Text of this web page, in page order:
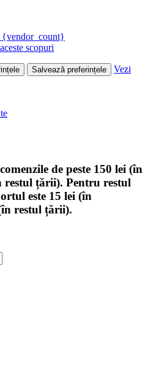
{vendor_count}
scopuri
Salvează preferințele
Vezi
de peste 150 lei (în
restul țării). Pentru restul
este 15 lei (în
restul țării).